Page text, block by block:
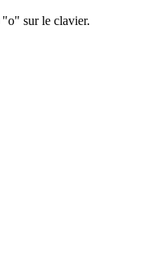
"o" sur le clavier.